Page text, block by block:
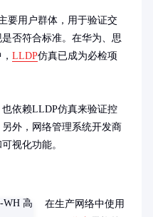
要用户群体，用于验证交
否符合标准。在华为、思
LLDP仿真已成为必检项
依赖LLDP仿真来验证控
外，网络管理系统开发商
视化功能。
在生产网络中使用